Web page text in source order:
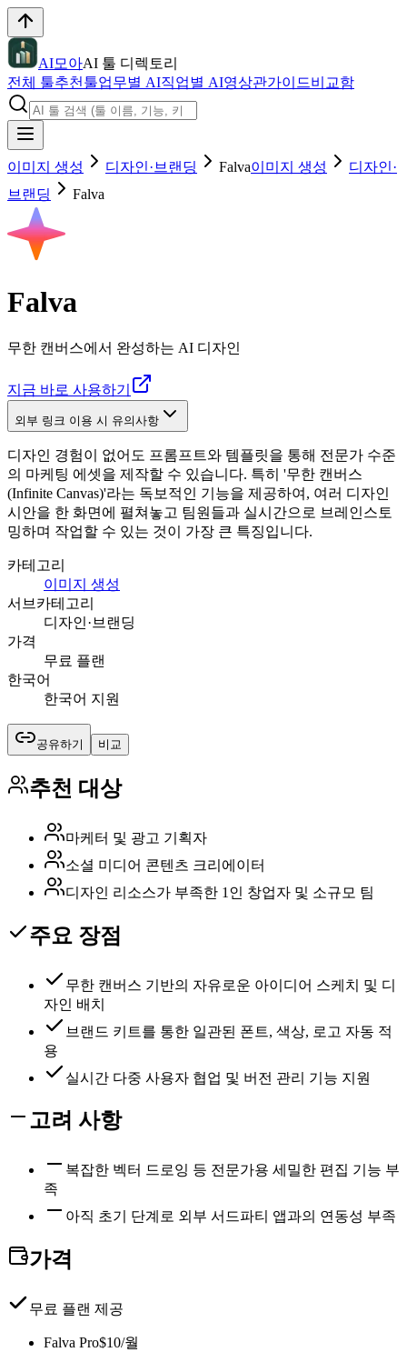
AI모아AI 툴 디렉토리
전체 툴추천툴업무별 AI직업별 AI영상관가이드비교함
이미지 생성 디자인·브랜딩 Falva이미지 생성
디자인·
브랜딩
Falva
Falva
무한 캔버스에서 완성하는 AI 디자인
지금 바로 사용하기
외부 링크 이용 시 유의사항
디자인 경험이 없어도 프롬프트와 템플릿을 통해 전문가 수준
의 마케팅 에셋을 제작할 수 있습니다. 특히 '무한 캔버스
(Infinite Canvas)'라는 독보적인 기능을 제공하여, 여러 디자인
시안을 한 화면에 펼쳐놓고 팀원들과 실시간으로 브레인스토
밍하며 작업할 수 있는 것이 가장 큰 특징입니다.
카테고리
이미지 생성
서브카테고리
디자인·브랜딩
가격
무료 플랜
한국어
한국어 지원
공유하기 비교
추천 대상
마케터 및 광고 기획자
소셜 미디어 콘텐츠 크리에이터
디자인 리소스가 부족한 1인 창업자 및 소규모 팀
주요 장점
무한 캔버스 기반의 자유로운 아이디어 스케치 및 디
자인 배치
브랜드 키트를 통한 일관된 폰트, 색상, 로고 자동 적
용
실시간 다중 사용자 협업 및 버전 관리 기능 지원
고려 사항
복잡한 벡터 드로잉 등 전문가용 세밀한 편집 기능 부
족
아직 초기 단계로 외부 서드파티 앱과의 연동성 부족
가격
무료 플랜 제공
Falva Pro$10/월